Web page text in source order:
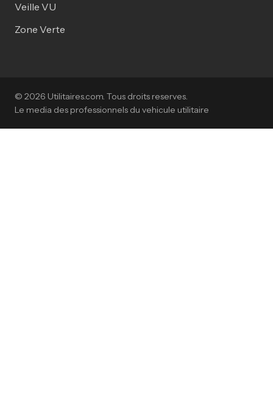
Veille VU
Zone Verte
© 2026 Utilitaires.com. Tous droits reserves.
Le media des professionnels du vehicule utilitaire